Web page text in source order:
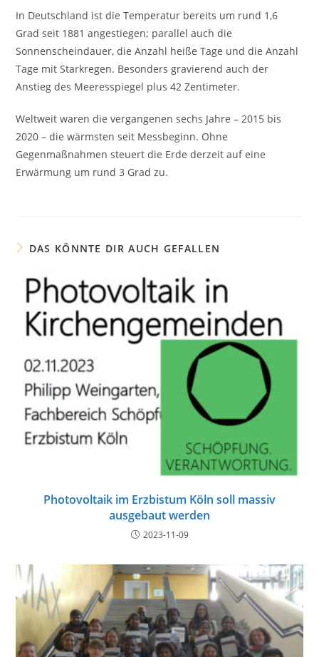
In Deutschland ist die Temperatur bereits um rund 1,6
Grad seit 1881 angestiegen; parallel auch die
Sonnenscheindauer, die Anzahl heiße Tage und die Anzahl
Tage mit Starkregen. Besonders gravierend auch der
Anstieg des Meeresspiegel plus 42 Zentimeter.
Weltweit waren die vergangenen sechs Jahre – 2015 bis
2020 – die wärmsten seit Messbeginn. Ohne
Gegenmaßnahmen steuert die Erde derzeit auf eine
Erwärmung um rund 3 Grad zu.
DAS KÖNNTE DIR AUCH GEFALLEN
Photovoltaik im Erzbistum Köln soll massiv
ausgebaut werden
2023-11-09